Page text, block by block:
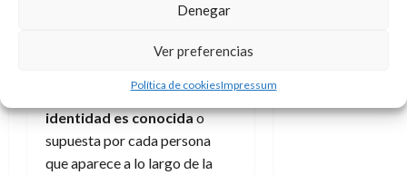
Denegar
Ver preferencias
Política de cookiesImpressum
apenas tiene interés:
con todo el mundo, pero su
identidad es conocidao
supuesta por cada persona
que aparece a lo largo de la